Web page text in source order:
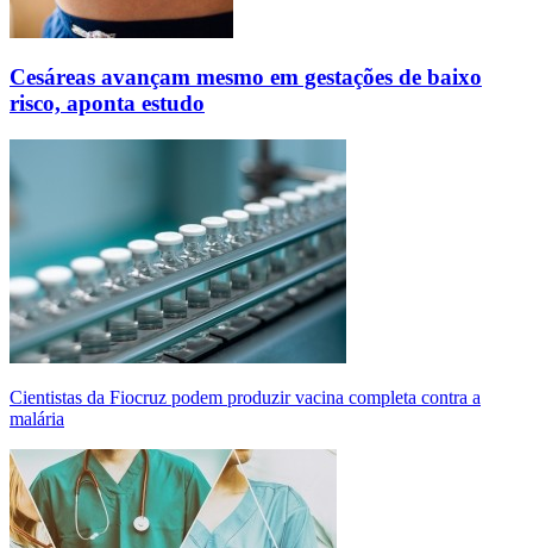
Cesáreas avançam mesmo em gestações de baixo
risco, aponta estudo
Cientistas da Fiocruz podem produzir vacina completa contra a
malária